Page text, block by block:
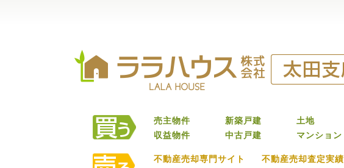
売主物件 新築戸建
土地
収益物件
中古戸建 マンション
不動産売却専門サイト
不動産売却査定実績